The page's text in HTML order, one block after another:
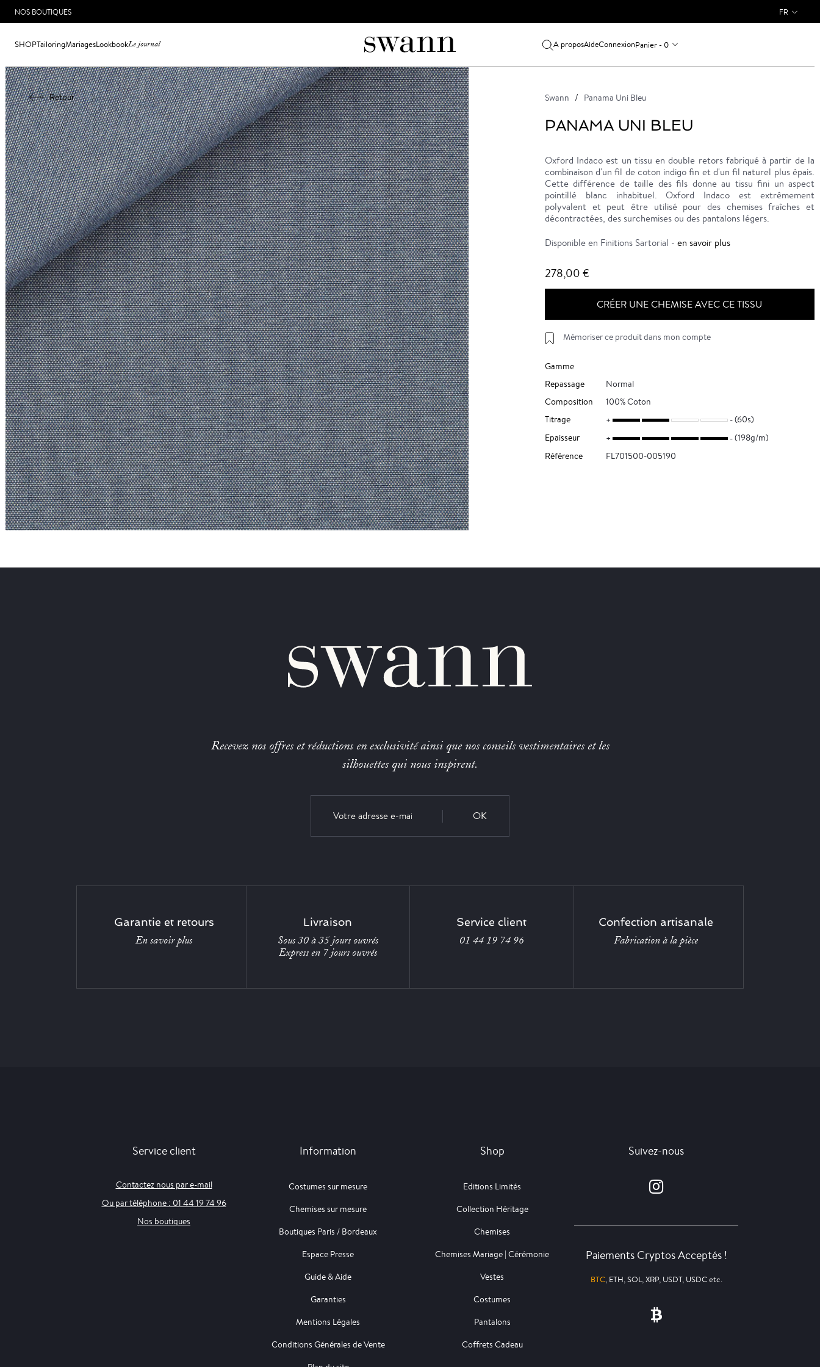
NOS BOUTIQUES FR
SHOPTailoringMariagesLookbookLe journal A proposAideConnexionPanier - 0
Retour Swann Panama Uni Bleu
PANAMA UNI BLEU
Oxford Indaco est un tissu en double retors fabriqué à partir de la
combinaison d'un fil de coton indigo fin et d'un fil naturel plus épais.
Cette différence de taille des fils donne au tissu fini un aspect
pointillé blanc inhabituel. Oxford Indaco est extrêmement
polyvalent et peut être utilisé pour des chemises fraîches et
décontractées, des surchemises ou des pantalons légers.
Disponible en Finitions Sartorial - en savoir plus
278,00 €
CRÉER UNE CHEMISE AVEC CE TISSU
Mémoriser ce produit dans mon compte
Gamme
Repassage
Normal
Composition
100% Coton
Titrage
(60s)
Epaisseur
(198g/m)
Référence
FL701500-005190
Recevez nos offres et réductions en exclusivité ainsi que nos conseils vestimentaires et les
silhouettes qui nous inspirent.
OK
Garantie et retours
En savoir plus
Livraison
Sous 30 à 35 jours ouvrés
Express en 7 jours ouvrés
Service client
01 44 19 74 96
Confection artisanale
Fabrication à la pièce
Service client
Contactez nous par e-mail
Ou par téléphone : 01 44 19 74 96
Nos boutiques
Information
Costumes sur mesure
Chemises sur mesure
Boutiques Paris / Bordeaux
Espace Presse
Guide & Aide
Garanties
Mentions Légales
Conditions Générales de Vente
Shop
Editions Limités
Collection Héritage
Chemises
Chemises Mariage | Cérémonie
Vestes
Costumes
Pantalons
Coffrets Cadeau
Suivez-nous
Paiements Cryptos Acceptés !
BTC, ETH, SOL, XRP, USDT, USDC etc.